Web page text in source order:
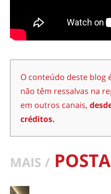
O conteúdo deste blog
não têm ressalvas na
em outros canais,
créditos.
MAIS /